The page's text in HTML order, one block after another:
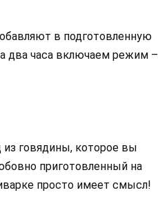
в подготовленную
два часа включаем режим –
говядины, которое вы
приготовленный на
просто имеет смысл!